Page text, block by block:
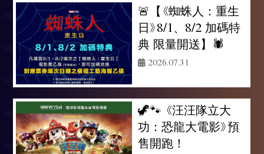
🚨【《蜘蛛人：重生
日》8/1、8/2 加碼特
典 限量開送】🕷️
2026.07.31
🦖🐾 《汪汪隊立大
功：恐龍大電影》預
售開跑！